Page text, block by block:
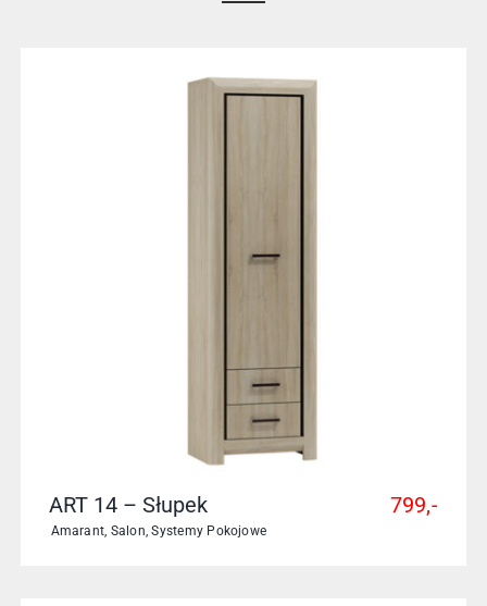
ART 14 – Słupek
Amarant Salon ,Systemy Pokojowe
799,-